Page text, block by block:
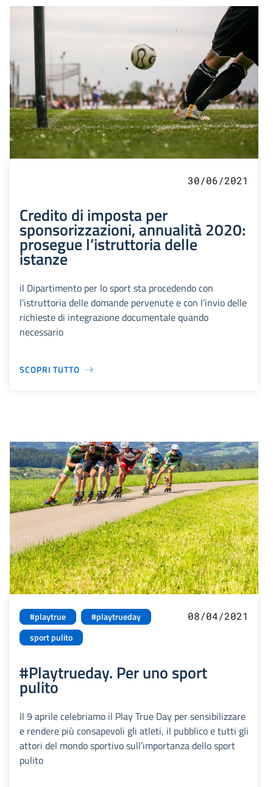
30/06/2021
Credito di imposta per
sponsorizzazioni, annualità 2020:
prosegue l’istruttoria delle
istanze
il Dipartimento per lo sport sta procedendo con
l’istruttoria delle domande pervenute e con l’invio delle
richieste di integrazione documentale quando
necessario
SCOPRI TUTTO
#playtrue
#playtrueday
sport pulito
08/04/2021
#Playtrueday. Per uno sport
pulito
Il 9 aprile celebriamo il Play True Day per sensibilizzare
e rendere più consapevoli gli atleti, il pubblico e tutti gli
attori del mondo sportivo sull’importanza dello sport
pulito